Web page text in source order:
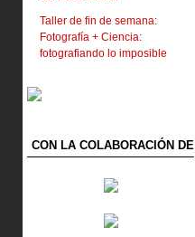
Taller de fin de semana:
Fotografía + Ciencia:
fotografiando lo imposible
CON LA COLABORACIÓN DE